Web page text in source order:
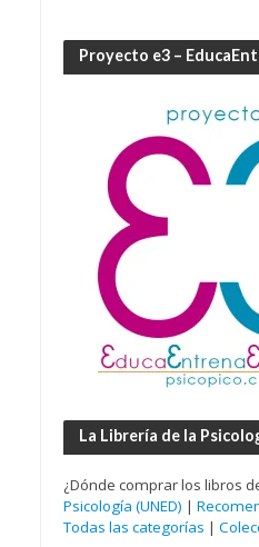
Proyecto e3 –
La Librería de la
¿Dónde comprar los libros
Psicología (UNED) |
Todas las categorías |